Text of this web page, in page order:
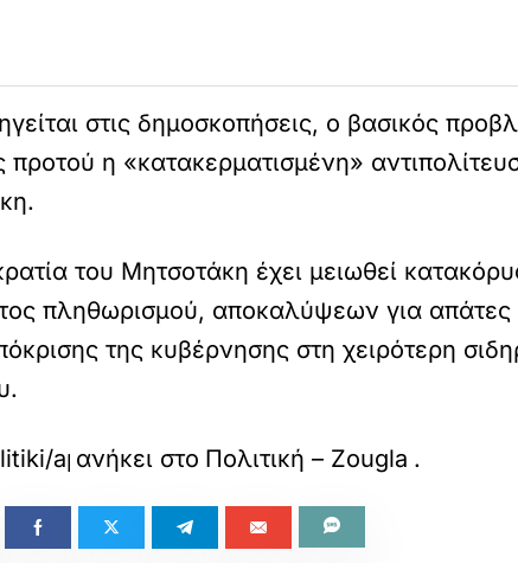
στις δημοσκοπήσεις, ο βασικός
η «κατακερματισμένη»
του Μητσοτάκη έχει μειωθεί
πληθωρισμού, αποκαλύψεων για
της κυβέρνησης στη χειρότερη
apokalypsi-politico-syzitoun-gia-
ανήκει στο Πολιτική – Zougla .